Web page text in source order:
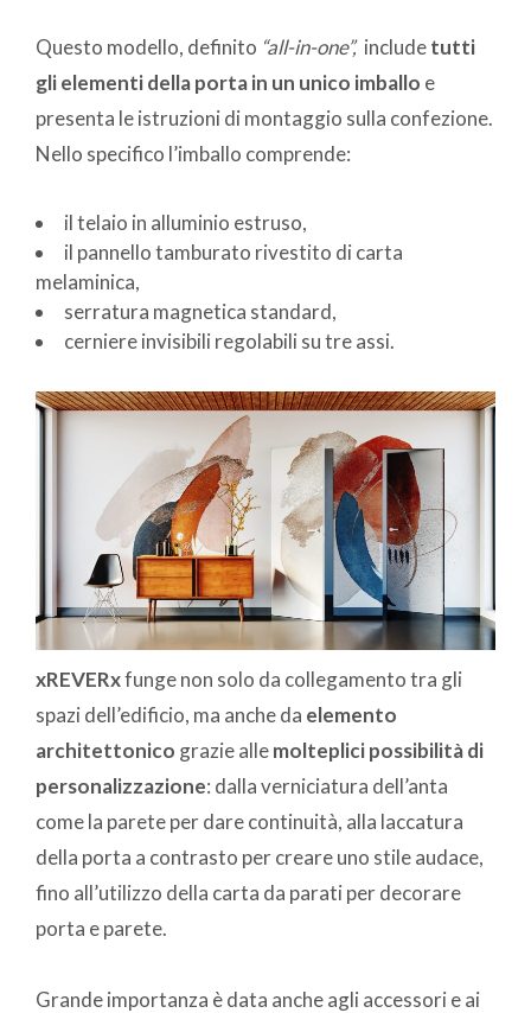
Questo modello, definito “all-in-one”, includetutti
gli elementi della porta in un unico imballo e
presenta le istruzioni di montaggio sulla confezione.
Nello specifico l’imballo comprende:
il telaio in alluminio estruso,
il pannello tamburato rivestito di carta
melaminica,
serratura magnetica standard,
cerniere invisibili regolabili su tre assi.
xREVERxfunge non solo da collegamento tra gli
spazi dell’edificio, ma anche da elemento
architettonico grazie allemolteplici possibilità di
personalizzazione: dalla verniciatura dell’anta
come la parete per dare continuità, alla laccatura
della porta a contrasto per creare uno stile audace,
fino all’utilizzo della carta da parati per decorare
porta e parete.
Grande importanza è data anche agli accessori e ai